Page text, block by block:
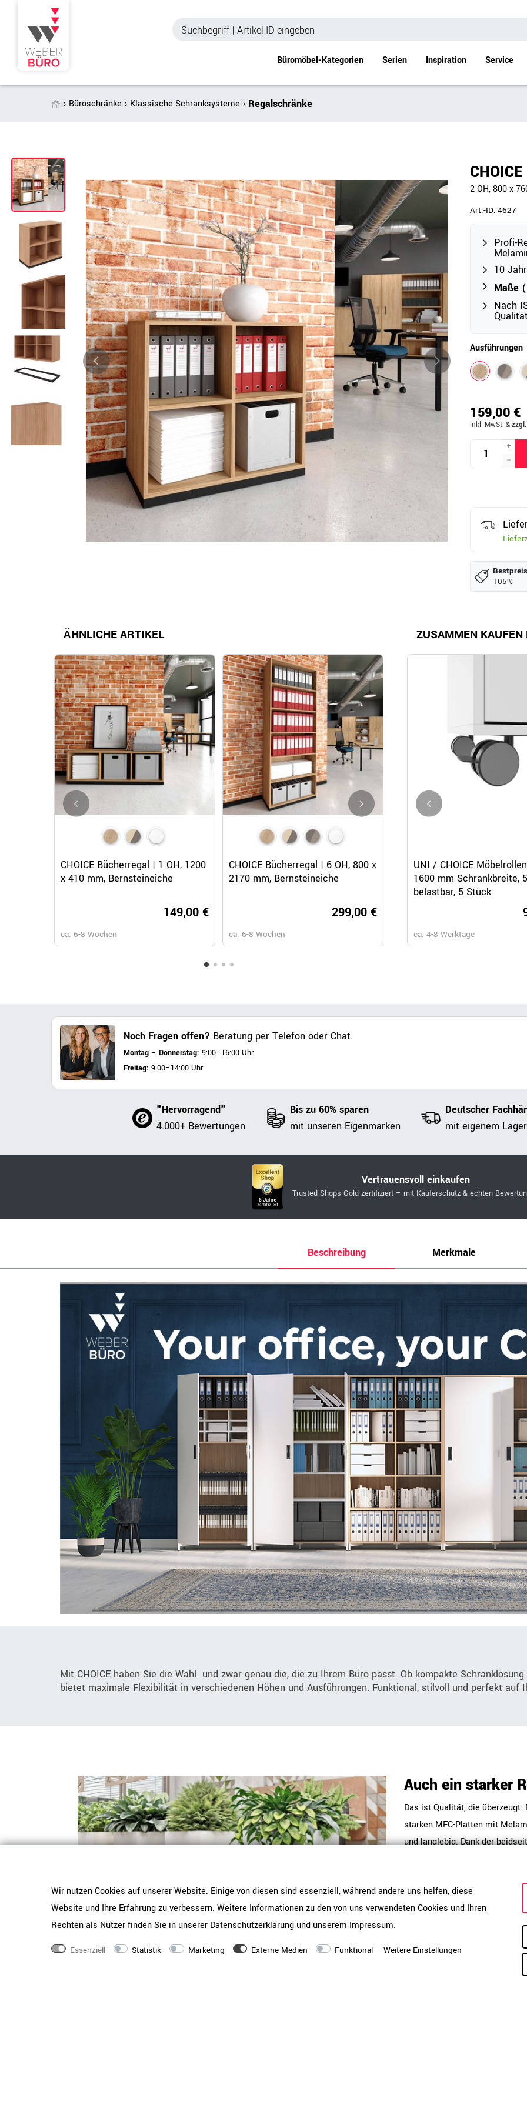
Büromöbel-Kategorien
Raum in Raum-Systeme
Tischtrennwände
Akustik Deckensegel &
Wandpaneele
Regalschränke
Büro Schrankwände
Spinde
Garderoben
Zubehör
Stehtische
Besprechungstische
Tischgestelle
Schreibtischplatten
Anbautische & Zubehör
Bürocontainer
Standcontainer
Rollcontainer
Büromöbel-Sets
Einzelarbeitsplätze
Chefbüros
Gruppenarbeitsplätze
Outdoor
Ampelschirme
Schirmständer
Abdeckhauben & Zubehör
Serien Inspiration Service
Büroschränke Klassische Schranksysteme Regalschränke
2 OH, 800 x
Art.-ID: 4627
Profi-
10
Maße
Nach
Ausführungen
159,00 €
inkl. MwSt. &
105%
ÄHNLICHE ARTIKEL
CHOICE Bücherregal | 1 OH, 1200
x 410 mm, Bernsteineiche
149,00 €
ca. 6-8 Wochen
CHOICE Bücherregal | 6 OH, 800 x
2170 mm, Bernsteineiche
299,00 €
ca. 6-8 Wochen
CHOICE Bücherregal | 5 OH,
1820 mm, Bernsteineiche
ca. 6-8 Wochen
ZUSAMMEN
UNI / CHOICE
1600 mm Schrankbreite,
belastbar, 5 Stück
ca. 4-8 Werktage
Noch Fragen offen? Beratung per Telefon oder Chat.
Montag – Donnerstag: 9:00–16:00 Uhr
Freitag: 9:00–14:00 Uhr
"Hervorragend"
4.000+ Bewertungen
Bis zu 60% sparen
mit unseren Eigenmarken
Deutscher
mit eigenem Lager
Vertrauensvoll einkaufen
Trusted Shops Gold zertifiziert – mit Käuferschutz & echten
Beschreibung Merkmale
Mit CHOICE haben Sie die Wahl  und zwar genau die, die zu Ihrem Büro passt. Ob kompakte
bietet maximale Flexibilität in verschiedenen Höhen und Ausführungen. Funktional, stilvoll und perfekt auf
Auch ein starker
Das ist Qualität, die
starken MFC-Platten mit
und langlebig. Dank der
Wir nutzen Cookies auf unserer Website. Einige von diesen sind essenziell, während andere uns helfen, diese
Website und Ihre Erfahrung zu verbessern. Weitere Informationen zu den von uns verwendeten Cookies und Ihren
Rechten als Nutzer finden Sie in unserer Daten­schutz­erklärung und unserem Impressum.
Essenziell Statistik Marketing Externe Medien Funktional Weitere Einstellungen